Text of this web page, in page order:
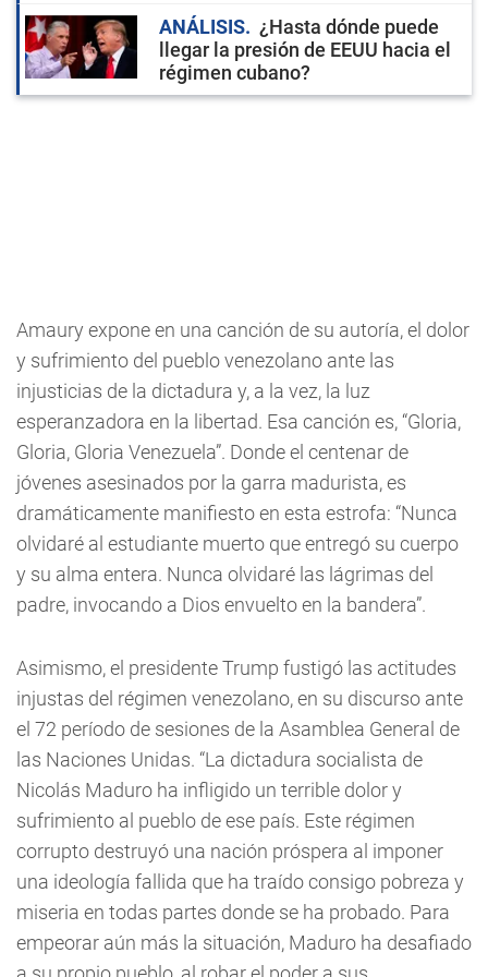
ANÁLISIS
¿Hasta dónde puede
llegar la presión de EEUU hacia el
régimen cubano?
Amaury expone en una canción de su autoría, el dolor
y sufrimiento del pueblo venezolano ante las
injusticias de la dictadura y, a la vez, la luz
esperanzadora en la libertad. Esa canción es, “Gloria,
Gloria, Gloria Venezuela”. Donde el centenar de
jóvenes asesinados por la garra madurista, es
dramáticamente manifiesto en esta estrofa: “Nunca
olvidaré al estudiante muerto que entregó su cuerpo
y su alma entera. Nunca olvidaré las lágrimas del
padre, invocando a Dios envuelto en la bandera”.
Asimismo, el presidente Trump fustigó las actitudes
injustas del régimen venezolano, en su discurso ante
el 72 período de sesiones de la Asamblea General de
las Naciones Unidas. “La dictadura socialista de
Nicolás Maduro ha infligido un terrible dolor y
sufrimiento al pueblo de ese país. Este régimen
corrupto destruyó una nación próspera al imponer
una ideología fallida que ha traído consigo pobreza y
miseria en todas partes donde se ha probado. Para
empeorar aún más la situación, Maduro ha desafiado